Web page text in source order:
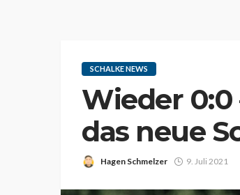
SCHALKE NEWS
Wieder
das neue
Hagen Schmelzer 9. Juli 2021